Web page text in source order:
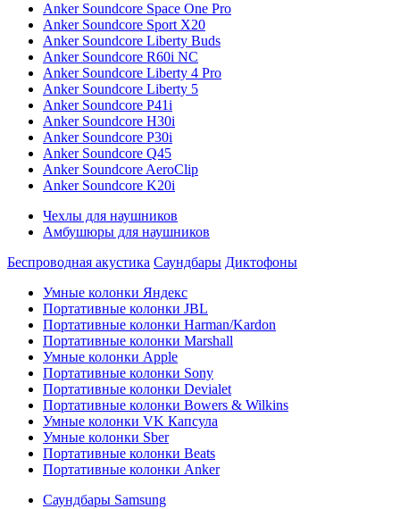
Anker Soundcore Space One Pro
Anker Soundcore Sport X20
Anker Soundcore Liberty Buds
Anker Soundcore R60i NC
Anker Soundcore Liberty 4 Pro
Anker Soundcore Liberty 5
Anker Soundcore P41i
Anker Soundcore H30i
Anker Soundcore P30i
Anker Soundcore Q45
Anker Soundcore AeroClip
Anker Soundcore K20i
Чехлы для наушников
Амбушюры для наушников
Беспроводная акустика Саундбары Диктофоны
Умные колонки Яндекс
Портативные колонки JBL
Портативные колонки Harman/Kardon
Портативные колонки Marshall
Умные колонки Apple
Портативные колонки Sony
Портативные колонки Devialet
Портативные колонки Bowers & Wilkins
Умные колонки VK Капсула
Умные колонки Sber
Портативные колонки Beats
Портативные колонки Anker
Саундбары Samsung